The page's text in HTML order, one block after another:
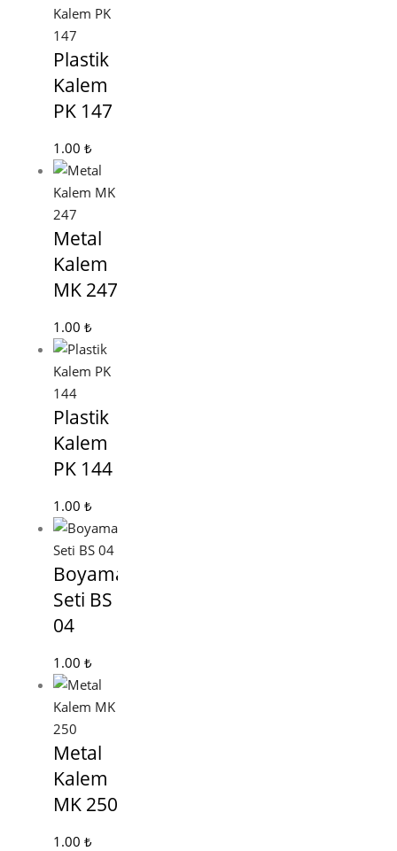
Plastik
Kalem
PK 147
1.00 ₺
Metal
Kalem
MK 247
1.00 ₺
Plastik
Kalem
PK 144
1.00 ₺
Boyama
Seti BS
04
1.00 ₺
Metal
Kalem
MK 250
1.00 ₺